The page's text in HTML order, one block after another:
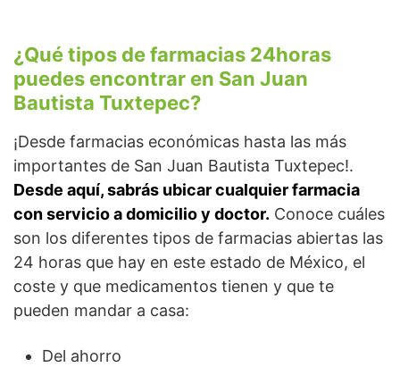
¿Qué tipos de farmacias 24horas
puedes encontrar en San Juan
Bautista Tuxtepec?
¡Desde farmacias económicas hasta las más
importantes de San Juan Bautista Tuxtepec!.
Desde aquí, sabrás ubicar cualquier farmacia
con servicio a domicilio y doctor. Conoce cuáles
son los diferentes tipos de farmacias abiertas las
24 horas que hay en este estado de México, el
coste y que medicamentos tienen y que te
pueden mandar a casa:
Del ahorro